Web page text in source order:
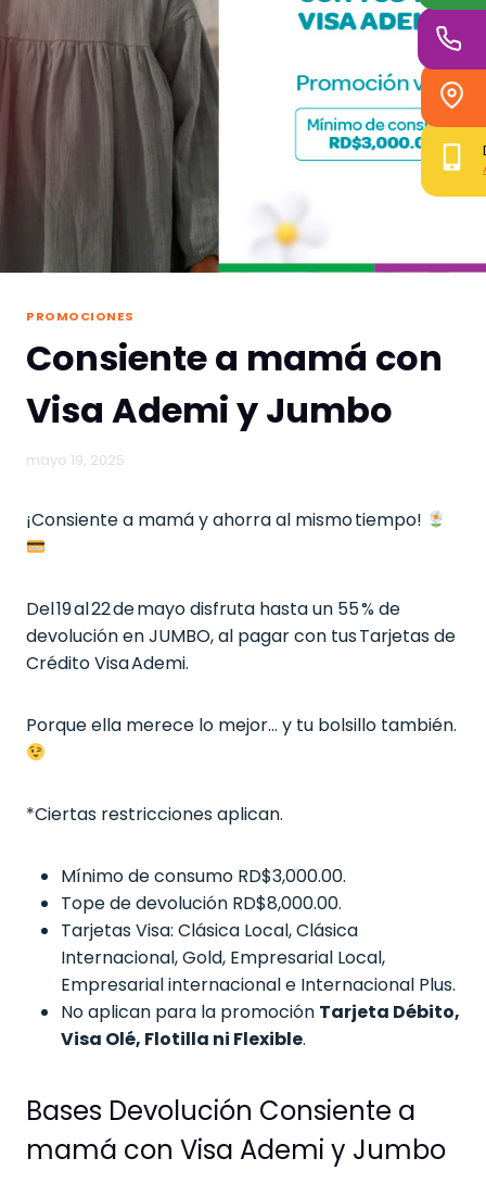
PROMOCIONES
Consiente a mamá con
Visa Ademi y Jumbo
mayo 19, 2025
¡Consiente a mamá y ahorra al mismo tiempo!
Del 19 al 22 de mayo disfruta hasta un 55 % de
devolución en JUMBO, al pagar con tus Tarjetas de
Crédito Visa Ademi.
Porque ella merece lo mejor… y tu bolsillo también.
*Ciertas restricciones aplican.
Mínimo de consumo RD$3,000.00.
Tope de devolución RD$8,000.00.
Tarjetas Visa: Clásica Local, Clásica
Internacional, Gold, Empresarial Local,
Empresarial internacional e Internacional Plus.
No aplican para la promoción Tarjeta Débito,
Visa Olé, Flotilla ni Flexible.
Bases Devolución Consiente a
mamá con Visa Ademi y Jumbo